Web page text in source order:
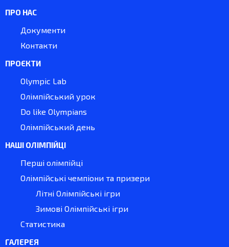
ПРО НАС
Документи
Контакти
ПРОЄКТИ
Olympic Lab
Олімпійський урок
Do like Olympians
Олімпійський день
НАШІ ОЛІМПІЙЦІ
Перші олімпійці
Олімпійські чемпіони та призери
Літні Олімпійські ігри
Зимові Олімпійські ігри
Статистика
ГАЛЕРЕЯ